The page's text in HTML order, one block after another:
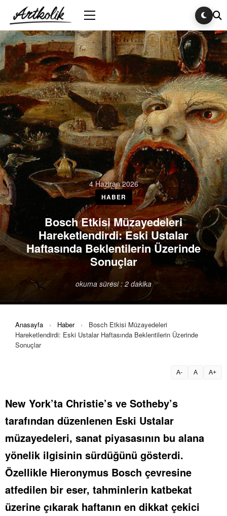
4 Haziran 2026
HABER
Bosch Etkisi Müzayedeleri
Hareketlendirdi: Eski Ustalar
Haftasında Beklentilerin Üzerinde
Sonuçlar
okuma süresi : 2 dakika
Anasayfa › Haber ›
Bosch Etkisi Müzayedeleri
Hareketlendirdi: Eski Ustalar Haftasında Beklentilerin Üzerinde
Sonuçlar
A- A A+
New York’ta Christie’s ve Sotheby’s
tarafından düzenlenen Eski Ustalar
müzayedeleri, sanat piyasasının bu alana
yönelik ilgisinin sürdüğünü gösterdi.
Özellikle Hieronymus Bosch çevresine
atfedilen bir eser, tahminlerin katbekat
üzerine çıkarak haftanın en dikkat çekici